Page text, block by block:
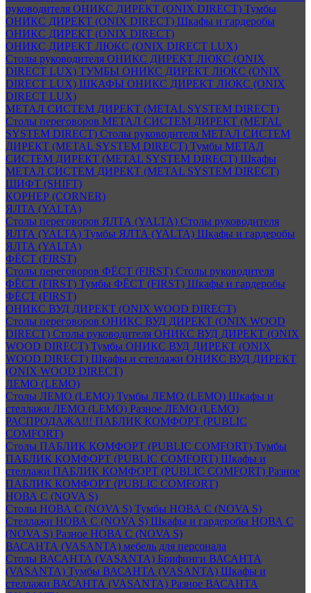
руководителя ОНИКС ДИРЕКТ (ONIX DIRECT) Тумбы
ОНИКС ДИРЕКТ (ONIX DIRECT) Шкафы и гардеробы
ОНИКС ДИРЕКТ (ONIX DIRECT)
ОНИКС ДИРЕКТ ЛЮКС (ONIX DIRECT LUX)
Столы руководителя ОНИКС ДИРЕКТ ЛЮКС (ONIX
DIRECT LUX) ТУМБЫ ОНИКС ДИРЕКТ ЛЮКС (ONIX
DIRECT LUX) ШКАФЫ ОНИКС ДИРЕКТ ЛЮКС (ONIX
DIRECT LUX)
МЕТАЛ СИСТЕМ ДИРЕКТ (METAL SYSTEM DIRECT)
Столы переговоров МЕТАЛ СИСТЕМ ДИРЕКТ (METAL
SYSTEM DIRECT) Столы руководителя МЕТАЛ СИСТЕМ
ДИРЕКТ (METAL SYSTEM DIRECT) Тумбы МЕТАЛ
СИСТЕМ ДИРЕКТ (METAL SYSTEM DIRECT) Шкафы
МЕТАЛ СИСТЕМ ДИРЕКТ (METAL SYSTEM DIRECT)
ШИФТ (SHIFT)
КОРНЕР (CORNER)
ЯЛТА (YALTA)
Столы переговоров ЯЛТА (YALTA) Столы руководителя
ЯЛТА (YALTA) Тумбы ЯЛТА (YALTA) Шкафы и гардеробы
ЯЛТА (YALTA)
ФЁСТ (FIRST)
Столы переговоров ФЁСТ (FIRST) Столы руководителя
ФЁСТ (FIRST) Тумбы ФЁСТ (FIRST) Шкафы и гардеробы
ФЁСТ (FIRST)
ОНИКС ВУД ДИРЕКТ (ONIX WOOD DIRECT)
Столы переговоров ОНИКС ВУД ДИРЕКТ (ONIX WOOD
DIRECT) Столы руководителя ОНИКС ВУД ДИРЕКТ (ONIX
WOOD DIRECT) Тумбы ОНИКС ВУД ДИРЕКТ (ONIX
WOOD DIRECT) Шкафы и стеллажи ОНИКС ВУД ДИРЕКТ
(ONIX WOOD DIRECT)
ЛЕМО (LEMO)
Столы ЛЕМО (LEMO) Тумбы ЛЕМО (LEMO) Шкафы и
стеллажи ЛЕМО (LEMO) Разное ЛЕМО (LEMO)
РАСПРОДАЖА!!! ПАБЛИК КОМФОРТ (PUBLIC
COMFORT)
Столы ПАБЛИК КОМФОРТ (PUBLIC COMFORT) Тумбы
ПАБЛИК КОМФОРТ (PUBLIC COMFORT) Шкафы и
стеллажи ПАБЛИК КОМФОРТ (PUBLIC COMFORT) Разное
ПАБЛИК КОМФОРТ (PUBLIC COMFORT)
НОВА С (NOVA S)
Столы НОВА С (NOVA S) Тумбы НОВА С (NOVA S)
Стеллажи НОВА С (NOVA S) Шкафы и гардеробы НОВА С
(NOVA S) Разное НОВА С (NOVA S)
ВАСАНТА (VASANTA) мебель для персонала
Столы ВАСАНТА (VASANTA) Брифинги ВАСАНТА
(VASANTA) Тумбы ВАСАНТА (VASANTA) Шкафы и
стеллажи ВАСАНТА (VASANTA) Разное ВАСАНТА